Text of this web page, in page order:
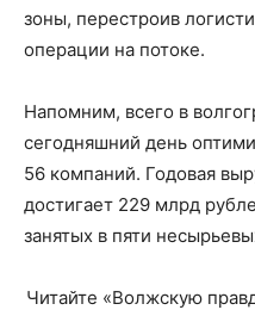
зоны, перестроив
операции на потоке.
Напомним, всего в
сегодняшний день
56 компаний. Годовая
достигает 229 млрд
занятых в пяти
Читайте «Волжскую